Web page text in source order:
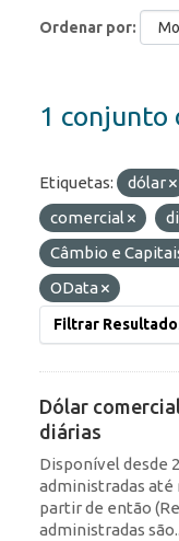
Ordenar por
1 conjunto
Etiquetas: dólar
comercial
Câmbio e
OData
Filtrar
Dólar
diárias
Disponível desde
administradas até
partir de então
administradas